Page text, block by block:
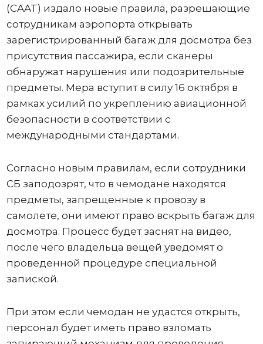
(CAAT) издало новые правила, разрешающие
сотрудникам аэропорта открывать
зарегистрированный багаж для досмотра без
присутствия пассажира, если сканеры
обнаружат нарушения или подозрительные
предметы. Мера вступит в силу 16 октября в
рамках усилий по укреплению авиационной
безопасности в соответствии с
международными стандартами.
Согласно новым правилам, если сотрудники
СБ заподозрят, что в чемодане ​​находятся
предметы, запрещенные к провозу в
самолете, они имеют право вскрыть багаж для
досмотра. Процесс будет заснят на видео,
после чего владельца вещей уведомят о
проведенной процедуре специальной
запиской.
При этом если чемодан не удастся открыть,
персонал будет иметь право взломать